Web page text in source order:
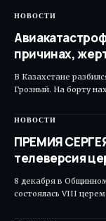
НОВОСТИ
причинах,
В Казахстане
Грозный. На борту
НОВОСТИ
ПРЕМИЯ
телеверсия
8 декабря в
состоялась VIII